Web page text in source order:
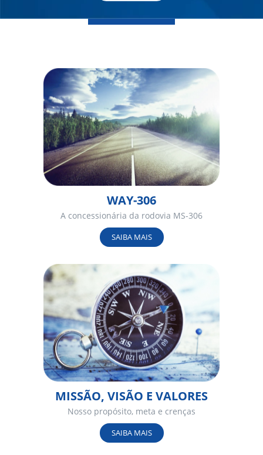
WAY-306
A concessionária da rodovia MS-306
SAIBA MAIS
MISSÃO, VISÃO E VALORES
Nosso propósito, meta e crenças
SAIBA MAIS